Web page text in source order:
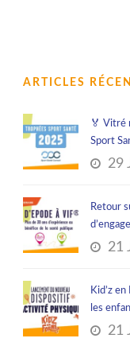
ARTICLES
🏅 Vitré
Sport
29
Retour
21
Kid’z
les
21